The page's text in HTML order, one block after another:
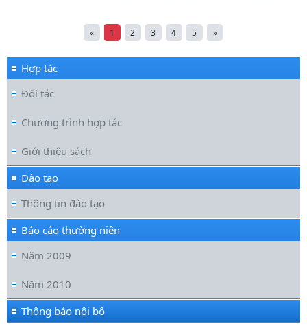
« 1 2 3 4 5 »
Hợp tác
Đối tác
Chương trình hợp tác
Giới thiệu sách
Đào tạo
Thông tin đào tạo
Báo cáo thường niên
Năm 2009
Năm 2010
Thông báo nội bộ
Chiến lược Toàn diện tăng cường Việt Nam
Viện Hàn lâm Khoa học xã hội Việt Nam và Học viện Chính
trị và Hành chính quốc gia Lào ký Thỏa